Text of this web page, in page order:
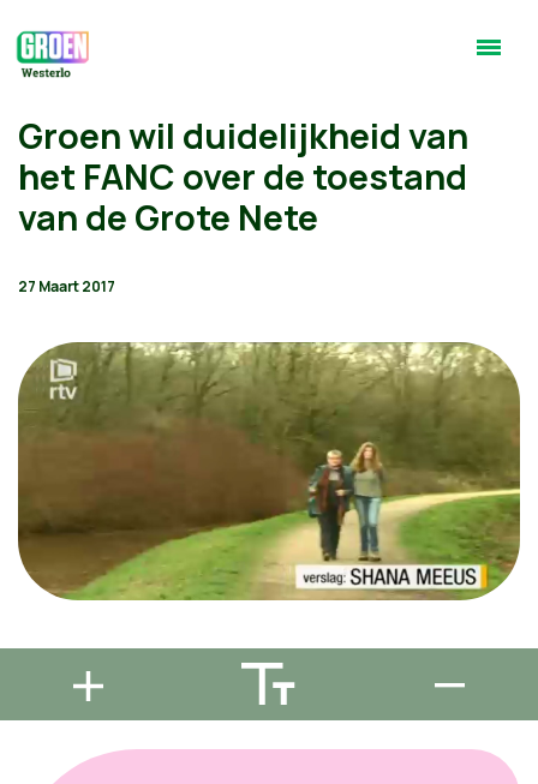
Groen wil duidelijkheid van
het FANC over de toestand
van de Grote Nete
27 Maart 2017